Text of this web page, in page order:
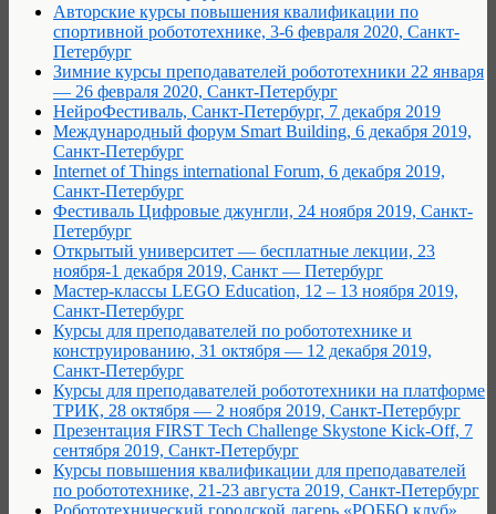
Авторские курсы повышения квалификации по
спортивной робототехнике, 3-6 февраля 2020, Санкт-
Петербург
Зимние курсы преподавателей робототехники 22 января
— 26 февраля 2020, Санкт-Петербург
НейроФестиваль, Санкт-Петербург, 7 декабря 2019
Международный форум Smart Building, 6 декабря 2019,
Санкт-Петербург
Internet of Things international Forum, 6 декабря 2019,
Санкт-Петербург
Фестиваль Цифровые джунгли, 24 ноября 2019, Санкт-
Петербург
Открытый университет — бесплатные лекции, 23
ноября-1 декабря 2019, Санкт — Петербург
Мастер-классы LEGO Education, 12 – 13 ноября 2019,
Санкт-Петербург
Курсы для преподавателей по робототехнике и
конструированию, 31 октября — 12 декабря 2019,
Санкт-Петербург
Курсы для преподавателей робототехники на платформе
ТРИК, 28 октября — 2 ноября 2019, Санкт-Петербург
Презентация FIRST Tech Challenge Skystone Kick-Off, 7
сентября 2019, Санкт-Петербург
Курсы повышения квалификации для преподавателей
по робототехнике, 21-23 августа 2019, Санкт-Петербург